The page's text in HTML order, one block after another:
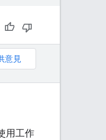
意見
用工作